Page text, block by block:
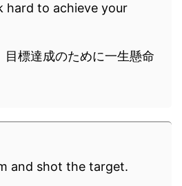
hard to achieve your
目標達成のために一生懸命
and shot the target.